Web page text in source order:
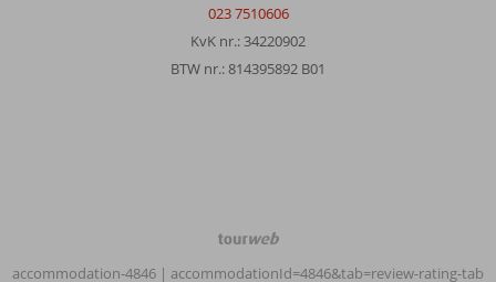
023 7510606
KvK nr.: 34220902
BTW nr.: 814395892 B01
TourWeb
©
accommodation-4846 | accommodationId=4846&tab=review-rating-tab